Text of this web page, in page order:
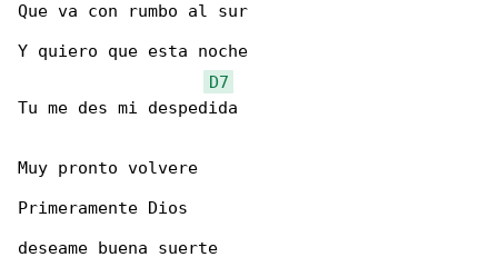
Que va con rumbo al sur
Y quiero que esta noche
D7
Tu me des mi despedida
Muy pronto volvere
Primeramente Dios
deseame buena suerte